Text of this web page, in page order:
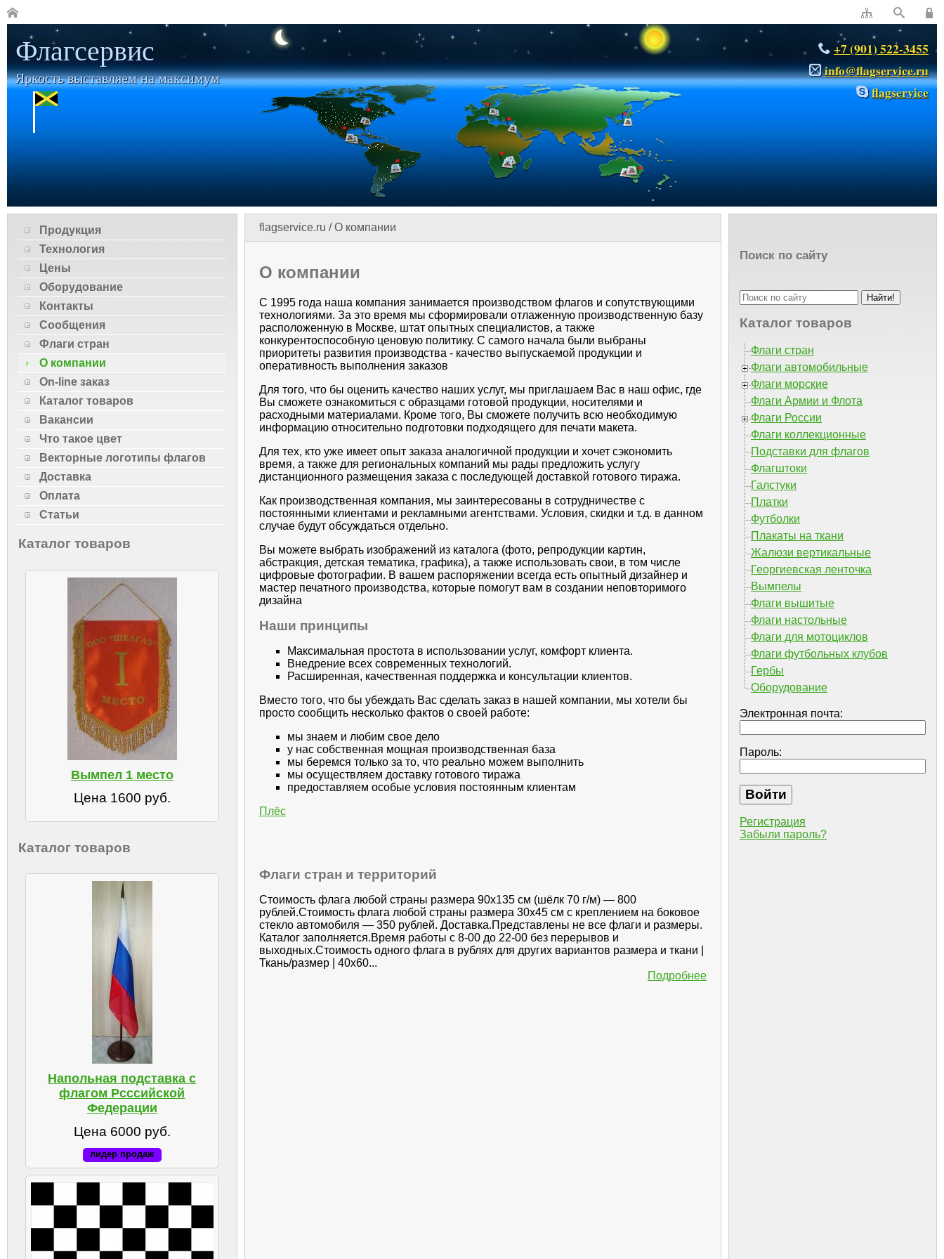
Флагсервис
Яркость выставляем на максимум
+7 (901) 522-3455
info@flagservice.ru
flagservice
flagservice.ru /О компании
О компании
С 1995 года наша компания занимается производством флагов и сопутствующими
технологиями. За это время мы сформировали отлаженную производственную базу
расположенную в Москве, штат опытных специалистов, а также
конкурентоспособную ценовую политику. С самого начала были выбраны
приоритеты развития производства - качество выпускаемой продукции и
оперативность выполнения заказов
Для того, что бы оценить качество наших услуг, мы приглашаем Вас в наш офис, где
Вы сможете ознакомиться с образцами готовой продукции, носителями и
расходными материалами. Кроме того, Вы сможете получить всю необходимую
информацию относительно подготовки подходящего для печати макета.
Для тех, кто уже имеет опыт заказа аналогичной продукции и хочет сэкономить
время, а также для региональных компаний мы рады предложить услугу
дистанционного размещения заказа с последующей доставкой готового тиража.
Как производственная компания, мы заинтересованы в сотрудничестве с
постоянными клиентами и рекламными агентствами. Условия, скидки и т.д. в данном
случае будут обсуждаться отдельно.
Вы можете выбрать изображений из каталога (фото, репродукции картин,
абстракция, детская тематика, графика), а также использовать свои, в том числе
цифровые фотографии. В вашем распоряжении всегда есть опытный дизайнер и
мастер печатного производства, которые помогут вам в создании неповторимого
дизайна
Наши принципы
Максимальная простота в использовании услуг, комфорт клиента.
Внедрение всех современных технологий.
Расширенная, качественная поддержка и консультации клиентов.
Вместо того, что бы убеждать Вас сделать заказ в нашей компании, мы хотели бы
просто сообщить несколько фактов о своей работе:
мы знаем и любим свое дело
у нас собственная мощная производственная база
мы беремся только за то, что реально можем выполнить
мы осуществляем доставку готового тиража
предоставляем особые условия постоянным клиентам
Плёс
Флаги стран и территорий
Стоимость флага любой страны размера 90х135 см (шёлк 70 г/м) — 800
рублей.Стоимость флага любой страны размера 30x45 см с креплением на боковое
стекло автомобиля — 350 рублей. Доставка.Представлены не все флаги и размеры.
Каталог заполняется.Время работы с 8-00 до 22-00 без перерывов и
выходных.Стоимость одного флага в рублях для других вариантов размера и ткани |
Ткань/размер | 40х60...
Подробнее
Продукция
Технология
Цены
Оборудование
Контакты
Сообщения
Флаги стран
О компании
On-line заказ
Каталог товаров
Вакансии
Что такое цвет
Векторные логотипы флагов
Доставка
Оплата
Статьи
Каталог товаров
Вымпел 1 место
Цена 1600 руб.
Каталог товаров
Напольная подставка с
флагом Рсссийской
Федерации
Цена 6000 руб.
лидер продаж
Поиск по сайту
Каталог товаров
Флаги стран
Флаги автомобильные
Флаги морские
Флаги Армии и Флота
Флаги России
Флаги коллекционные
Подставки для флагов
Флагштоки
Галстуки
Платки
Футболки
Плакаты на ткани
Жалюзи вертикальные
Георгиевская ленточка
Вымпелы
Флаги вышитые
Флаги настольные
Флаги для мотоциклов
Флаги футбольных клубов
Гербы
Оборудование
Электронная почта:
Пароль:
Регистрация
Забыли пароль?